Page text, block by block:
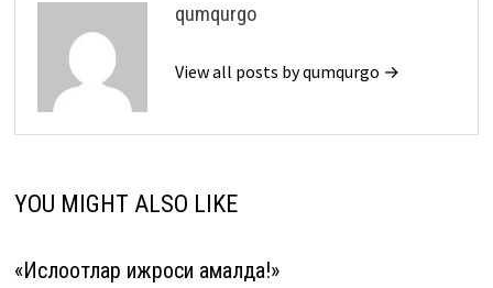
qumqurgo
View all posts by qumqurgo →
YOU MIGHT ALSO LIKE
«Ислоҳотлар ижроси амалда!»